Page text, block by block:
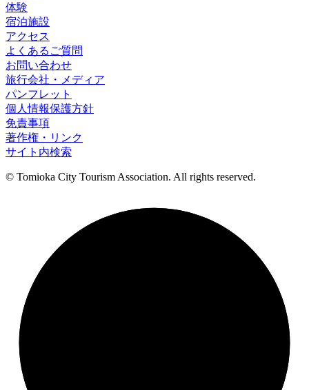
体験
宿泊施設
アクセス
よくあるご質問
お問い合わせ
旅行会社・メディア
パンフレット
個人情報保護方針
免責事項
著作権・リンク
サイト内検索
© Tomioka City Tourism Association. All rights reserved.